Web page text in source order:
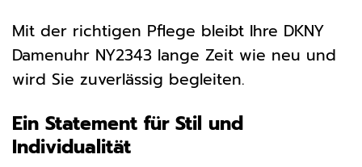
Mit der richtigen Pflege bleibt Ihre DKNY
Damenuhr NY2343 lange Zeit wie neu und
wird Sie zuverlässig begleiten.
Ein Statement für Stil und
Individualität